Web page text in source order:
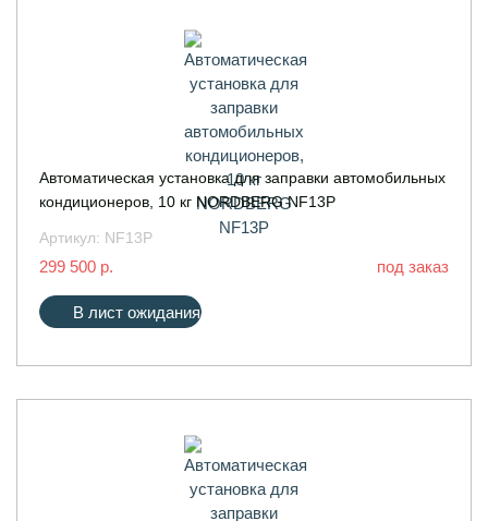
Автоматическая установка для заправки автомобильных
кондиционеров, 10 кг NORDBERG NF13P
Артикул: NF13P
299 500 р. под заказ
В лист ожидания